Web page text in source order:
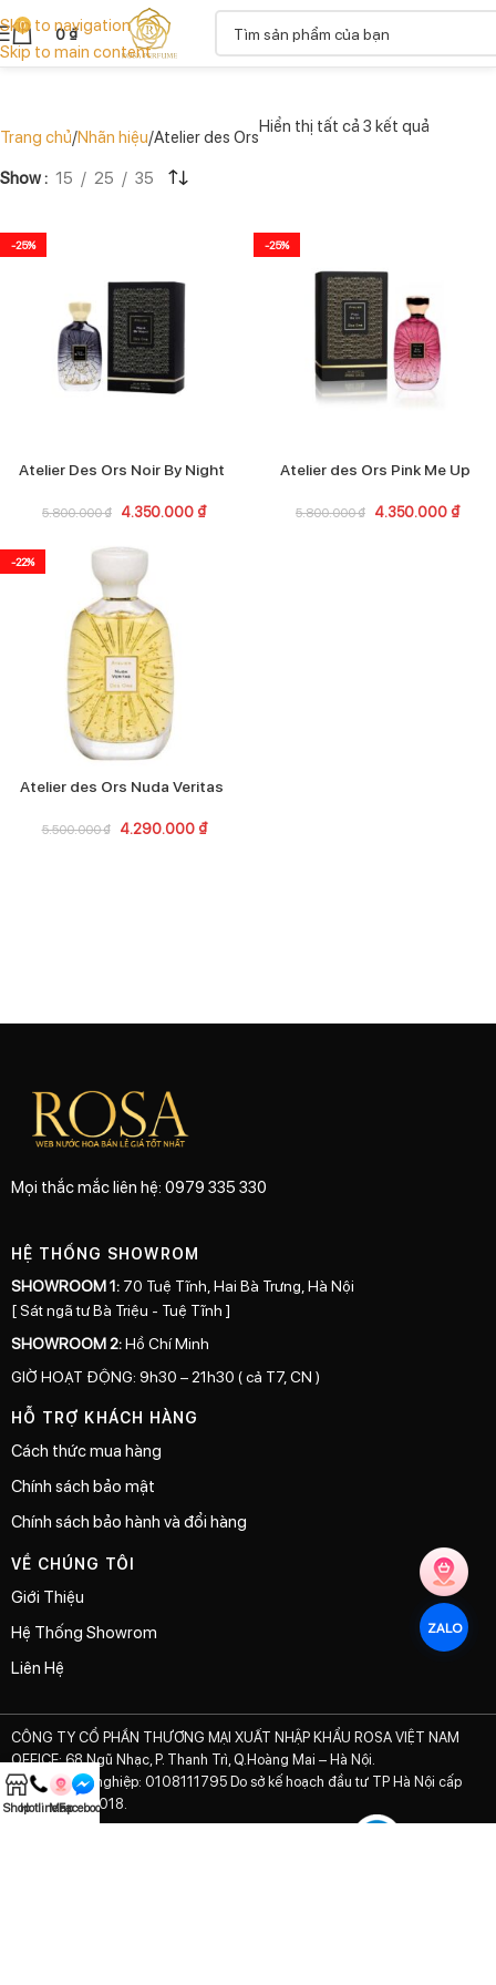
ZALO
Skip to navigation
Skip to main content
0 0₫
Trang chủ Nhãn hiệu Atelier des OrsHiển thị tất cả 3 kết quả
Show 15 25 35
-25%
Atelier Des Ors Noir By Night
5.800.000₫ 4.350.000 ₫
-25%
Atelier des Ors Pink Me Up
5.800.000₫ 4.350.000 ₫
-22%
Atelier des Ors Nuda Veritas
5.500.000₫ 4.290.000 ₫
Mọi thắc mắc liên hệ: 0979 335 330
HỆ THỐNG SHOWROM
SHOWROOM 1: 70 Tuệ Tĩnh, Hai Bà Trưng, Hà Nội
[ Sát ngã tư Bà Triệu - Tuệ Tĩnh ]
SHOWROOM 2:Hồ Chí Minh
GIỜ HOẠT ĐỘNG: 9h30 – 21h30 ( cả T7, CN )
HỖ TRỢ KHÁCH HÀNG
Cách thức mua hàng
Chính sách bảo mật
Chính sách bảo hành và đổi hàng
VỀ CHÚNG TÔI
Giới Thiệu
Hệ Thống Showrom
Liên Hệ
CÔNG TY CỔ PHẦN THƯƠNG MẠI XUẤT NHẬP KHẨU ROSA VIỆT NAM
OFFICE: 68 Ngũ Nhạc, P. Thanh Trì, Q.Hoàng Mai – Hà Nội.
Mã số doanh nghiệp: 0108111795 Do sở kế hoạch đầu tư TP Hà Nội cấp
ngày 02/01/2018.
ShopHotlineMap
Facebook